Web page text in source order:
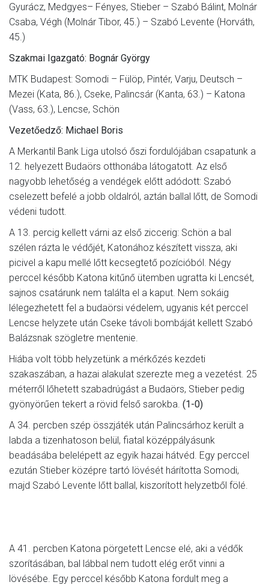
Gyurácz, Medgyes– Fényes, Stieber – Szabó Bálint, Molnár
Csaba, Végh (Molnár Tibor, 45.) – Szabó Levente (Horváth,
45.)
Szakmai Igazgató: Bognár György
MTK Budapest: Somodi – Fülöp, Pintér, Varju, Deutsch –
Mezei (Kata, 86.), Cseke, Palincsár (Kanta, 63.) – Katona
(Vass, 63.), Lencse, Schön
Vezetőedző: Michael Boris
A Merkantil Bank Liga utolsó őszi fordulójában csapatunk a
12. helyezett Budaörs otthonába látogatott. Az első
nagyobb lehetőség a vendégek előtt adódott: Szabó
cselezett befelé a jobb oldalról, aztán ballal lőtt, de Somodi
védeni tudott.
A 13. percig kellett várni az első ziccerig: Schön a bal
szélen rázta le védőjét, Katonához készített vissza, aki
picivel a kapu mellé lőtt kecsegtető pozícióból. Négy
perccel később Katona kitűnő ütemben ugratta ki Lencsét,
sajnos csatárunk nem találta el a kaput. Nem sokáig
lélegezhetett fel a budaörsi védelem, ugyanis két perccel
Lencse helyzete után Cseke távoli bombáját kellett Szabó
Balázsnak szögletre mentenie.
Hiába volt több helyzetünk a mérkőzés kezdeti
szakaszában, a hazai alakulat szerezte meg a vezetést. 25
méterről lőhetett szabadrúgást a Budaörs, Stieber pedig
gyönyörűen tekert a rövid felső sarokba. (1-0)
A 34. percben szép összjáték után Palincsárhoz került a
labda a tizenhatoson belül, fiatal középpályásunk
beadásába belelépett az egyik hazai hátvéd. Egy perccel
ezután Stieber középre tartó lövését hárította Somodi,
majd Szabó Levente lőtt ballal, kiszorított helyzetből fölé.
A 41. percben Katona pörgetett Lencse elé, aki a védők
szorításában, bal lábbal nem tudott elég erőt vinni a
lövésébe. Egy perccel később Katona fordult meg a